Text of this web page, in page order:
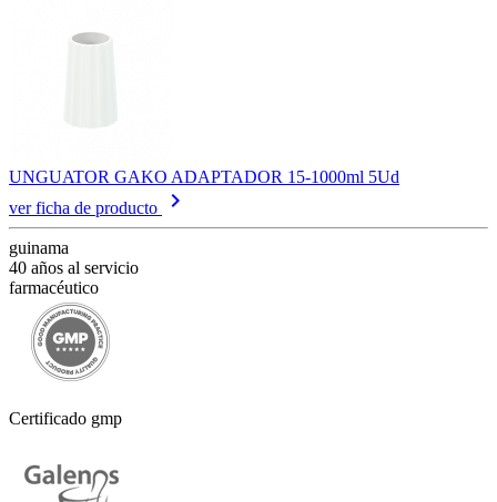
UNGUATOR GAKO ADAPTADOR 15-1000ml 5Ud
ver ficha de producto
keyboard_arrow_right
guinama
40 años al servicio
farmacéutico
Certificado gmp